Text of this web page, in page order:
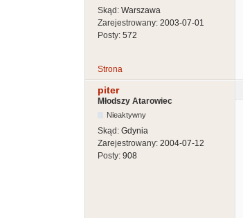
Skąd: Warszawa
Zarejestrowany: 2003-07-01
Posty: 572
Strona
piter
Młodszy Atarowiec
Nieaktywny
Skąd: Gdynia
Zarejestrowany: 2004-07-12
Posty: 908